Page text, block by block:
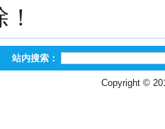
站内搜索：
Copyright ©